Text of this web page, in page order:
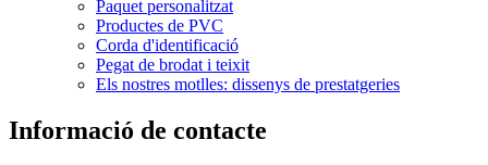
Paquet personalitzat
Productes de PVC
Corda d'identificació
Pegat de brodat i teixit
Els nostres motlles: dissenys de prestatgeries
Informació de contacte